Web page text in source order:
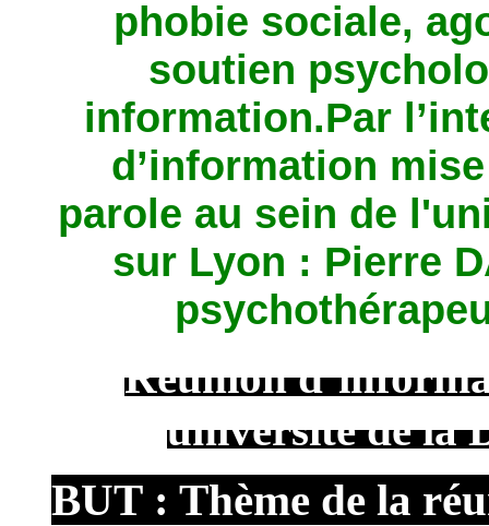
phobie sociale,
soutien
information.Par
d’information
parole au sein de
sur Lyon : Pierre
Réunion
université de la
BUT : Thème de la